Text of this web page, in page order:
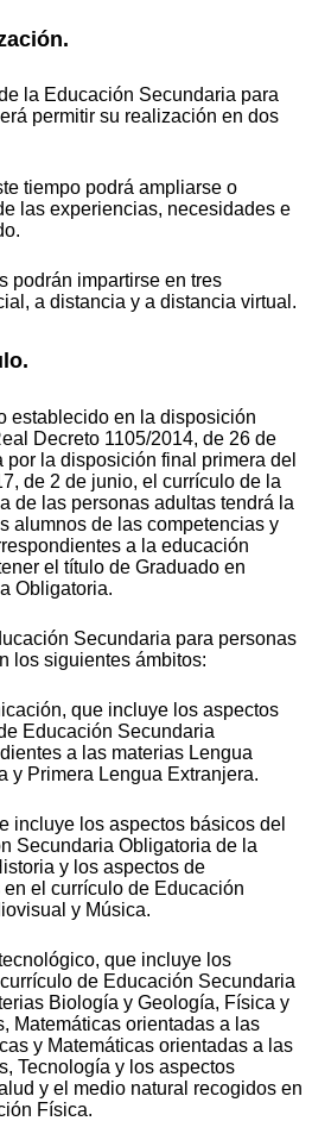
la Educación Secundaria para
permitir su realización en dos
tiempo podrá ampliarse o
las experiencias, necesidades e
impartirse en tres
a distancia y a distancia virtual.
en la disposición
Decreto 1105/2014, de 26 de
la disposición final primera del
de 2 de junio, el currículo de la
de las personas adultas tendrá la
alumnos de las competencias y
a la educación
el título de Graduado en
Obligatoria.
Secundaria para personas
los siguientes ámbitos:
que incluye los aspectos
Educación Secundaria
a las materias Lengua
y Primera Lengua Extranjera.
los aspectos básicos del
Secundaria Obligatoria de la
y los aspectos de
el currículo de Educación
y Música.
que incluye los
de Educación Secundaria
Biología y Geología, Física y
Matemáticas orientadas a las
y Matemáticas orientadas a las
Tecnología y los aspectos
y el medio natural recogidos en
Física.